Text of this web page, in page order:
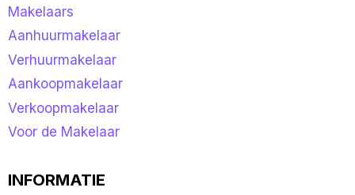
Makelaars
Aanhuurmakelaar
Verhuurmakelaar
Aankoopmakelaar
Verkoopmakelaar
Voor de Makelaar
INFORMATIE